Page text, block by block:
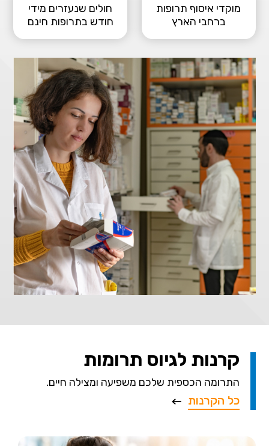
מוקדי איסוף תרופות
ברחבי הארץ
חולים שנעזרים מידי
חודש בתרופות חינם
קרנות לגיוס תרומות
התרומה הכספית שלכם משפיעה ומצילה חיים.
כל הקרנות